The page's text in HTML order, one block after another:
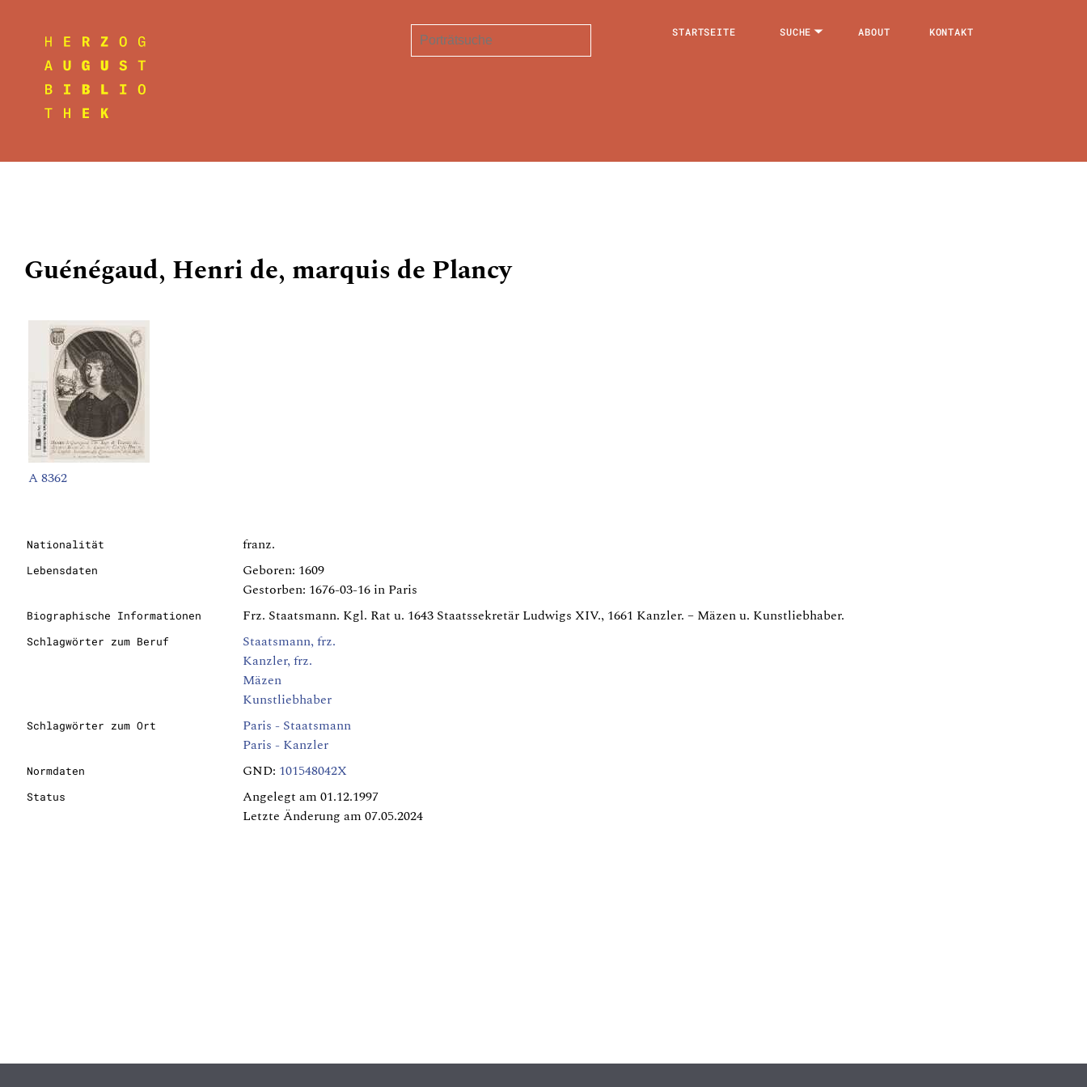
STARTSEITE SUCHE ABOUT KONTAKT
Guénégaud, Henri de, marquis de Plancy
A 8362
Nationalität franz.
Lebensdaten
Geboren: 1609
Gestorben: 1676-03-16 in Paris
Biographische Informationen Frz. Staatsmann. Kgl. Rat u. 1643 Staatssekretär Ludwigs XIV., 1661 Kanzler. – Mäzen u. Kunstliebhaber.
Schlagwörter zum Beruf
Staatsmann, frz.
Kanzler, frz.
Mäzen
Kunstliebhaber
Schlagwörter zum Ort
Paris - Staatsmann
Paris - Kanzler
Normdaten GND: 101548042X
Status
Angelegt am 01.12.1997
Letzte Änderung am 07.05.2024